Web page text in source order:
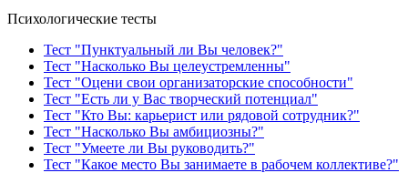
Психологические тесты
Тест "Пунктуальный ли Вы человек?"
Тест "Насколько Вы целеустремленны"
Тест "Оцени свои организаторские способности"
Тест "Есть ли у Вас творческий потенциал"
Тест "Кто Вы: карьерист или рядовой сотрудник?"
Тест "Насколько Вы амбициозны?"
Тест "Умеете ли Вы руководить?"
Тест "Какое место Вы занимаете в рабочем коллективе?"